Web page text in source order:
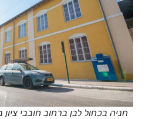
חניה בכחול לבן ברחוב חובבי ציון